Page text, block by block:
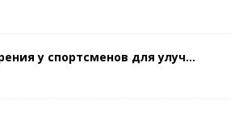
у спортсменов для улуч...